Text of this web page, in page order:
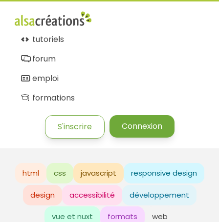
tutoriels
forum
emploi
formations
S'inscrire Connexion
html css javascript responsive design
design accessibilité développement
vue et nuxt formats web